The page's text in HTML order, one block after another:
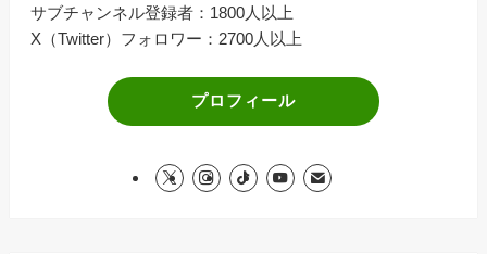
サブチャンネル登録者：1800人以上
X（Twitter）フォロワー：2700人以上
プロフィール